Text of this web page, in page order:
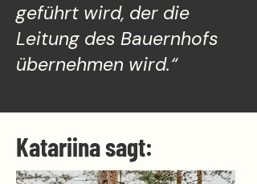
geführt wird, der die
Leitung des Bauernhofs
übernehmen wird.“
Katariina sagt: